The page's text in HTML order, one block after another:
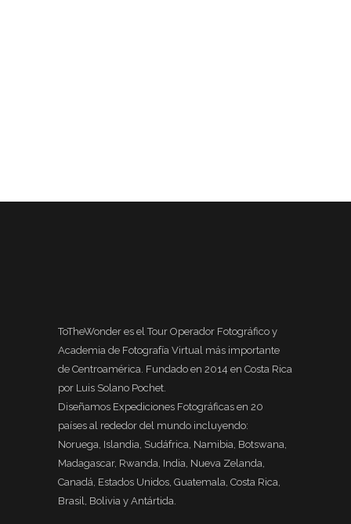
ToTheWonder es el Tour Operador Fotográfico y
Academia de Fotografía Virtual más importante
de Centroamérica. Fundado en 2014 en Costa Rica
por Luis Solano Pochet.
Diseñamos Expediciones Fotográficas en 20
países al rededor del mundo incluyendo:
Noruega, Islandia, Sudáfrica, Namibia, Botswana,
Madagascar, Rwanda, India, Nueva Zelanda,
Canadá, Estados Unidos, Guatemala, Costa Rica,
Brasil, Bolivia y Antártida.